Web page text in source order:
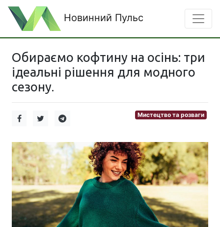
Новинний Пульс
Обираємо кофтину на осінь: три
ідеальні рішення для модного
сезону.
Мистецтво та розваги